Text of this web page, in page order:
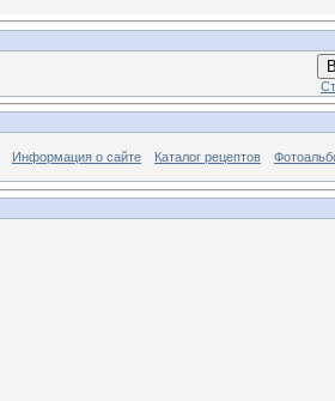
Информация о сайте Каталог рецептов